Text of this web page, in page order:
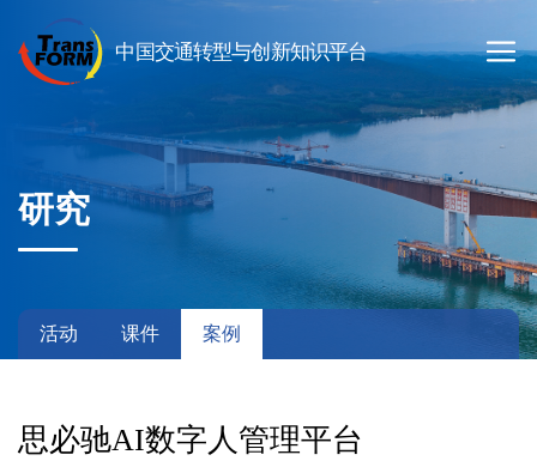
研究
活动 课件 案例
思必驰AI数字人管理平台